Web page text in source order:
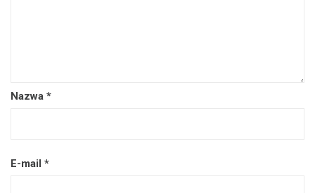
Nazwa *
E-mail *